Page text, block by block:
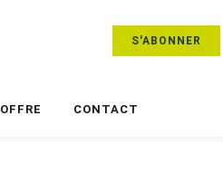
S'ABONNER
OFFRE CONTACT